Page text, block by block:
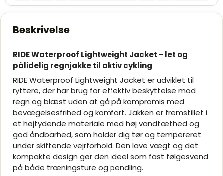
Beskrivelse
RIDE Waterproof Lightweight Jacket - let og
pålidelig regnjakke til aktiv cykling
RIDE Waterproof Lightweight Jacket er udviklet til
ryttere, der har brug for effektiv beskyttelse mod
regn og blæst uden at gå på kompromis med
bevægelsesfrihed og komfort. Jakken er fremstillet i
et højtydende materiale med høj vandtæthed og
god åndbarhed, som holder dig tør og tempereret
under skiftende vejrforhold. Den lave vægt og det
kompakte design gør den ideel som fast følgesvend
på både træningsture og pendling.